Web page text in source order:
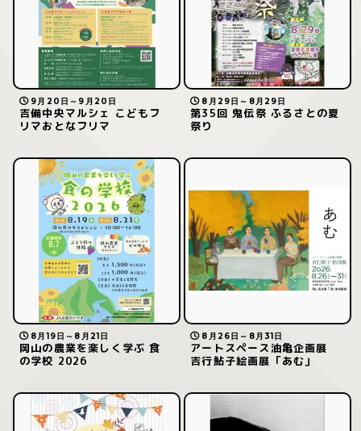
9月20日～9月20日
吉備中央マルシェ こどもフ
リマおとなフリマ
8月29日～8月29日
第35回 鬼伝祭 ふるさとの夏
祭り
8月19日～8月21日
岡山の農業を楽しく学ぶ 食
の学校 2026
8月26日～8月31日
アートスペース油亀企画展
吉行鮎子絵画展「あむ」